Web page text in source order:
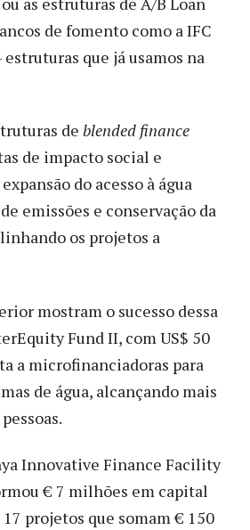
de fomento como a IFC
que já usamos na
de blended finance
de impacto social e
do acesso à água
emissões e conservação da
os projetos a
mostram o sucesso dessa
Fund II, com US$ 50
a microfinanciadoras para
de água, alcançando mais
Innovative Finance Facility
€ 7 milhões em capital
projetos que somam € 150